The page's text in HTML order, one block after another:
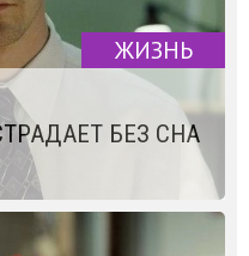
ЖИЗНЬ
БЕЗ СНА